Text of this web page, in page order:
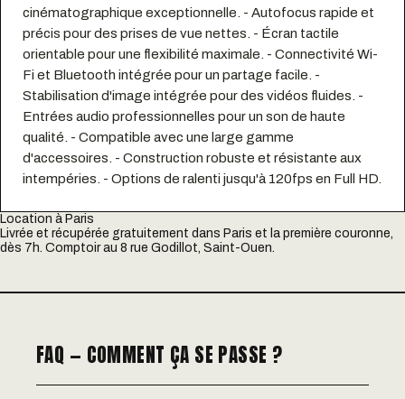
cinématographique exceptionnelle. - Autofocus rapide et
précis pour des prises de vue nettes. - Écran tactile
orientable pour une flexibilité maximale. - Connectivité Wi-
Fi et Bluetooth intégrée pour un partage facile. -
Stabilisation d'image intégrée pour des vidéos fluides. -
Entrées audio professionnelles pour un son de haute
qualité. - Compatible avec une large gamme
d'accessoires. - Construction robuste et résistante aux
intempéries. - Options de ralenti jusqu'à 120fps en Full HD.
Location à Paris
Livrée et récupérée gratuitement dans Paris et la première couronne,
dès 7h. Comptoir au 8 rue Godillot, Saint-Ouen.
FAQ — COMMENT ÇA SE PASSE ?